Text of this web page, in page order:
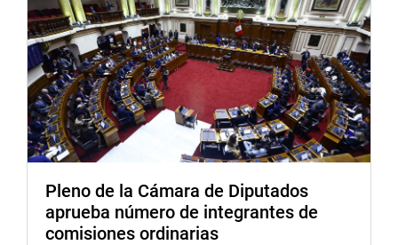
Pleno de la Cámara de Diputados
aprueba número de integrantes de
comisiones ordinarias